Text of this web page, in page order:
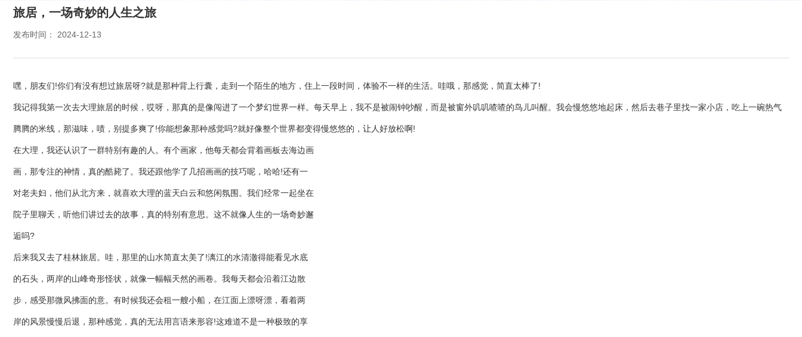
旅居，一场奇妙的人生之旅
发布时间： 2024-12-13
嘿，朋友们!你们有没有想过旅居呀?就是那种背上行囊，走到一个陌生的地方，住上一段时间，体验不一样的生活。哇哦，那感觉，简直太棒了!
我记得我第一次去大理旅居的时候，哎呀，那真的是像闯进了一个梦幻世界一样。每天早上，我不是被闹钟吵醒，而是被窗外叽叽喳喳的鸟儿叫醒。我会慢悠悠地起床，然后去巷子里找一家小店，吃上一碗热气
腾腾的米线，那滋味，啧，别提多爽了!你能想象那种感觉吗?就好像整个世界都变得慢悠悠的，让人好放松啊!
在大理，我还认识了一群特别有趣的人。有个画家，他每天都会背着画板去海边画
画，那专注的神情，真的酷毙了。我还跟他学了几招画画的技巧呢，哈哈!还有一
对老夫妇，他们从北方来，就喜欢大理的蓝天白云和悠闲氛围。我们经常一起坐在
院子里聊天，听他们讲过去的故事，真的特别有意思。这不就像人生的一场奇妙邂
逅吗?
后来我又去了桂林旅居。哇，那里的山水简直太美了!漓江的水清澈得能看见水底
的石头，两岸的山峰奇形怪状，就像一幅幅天然的画卷。我每天都会沿着江边散
步，感受那微风拂面的意。有时候我还会租一艘小船，在江面上漂呀漂，看着两
岸的风景慢慢后退，那种感觉，真的无法用言语来形容!这难道不是一种极致的享